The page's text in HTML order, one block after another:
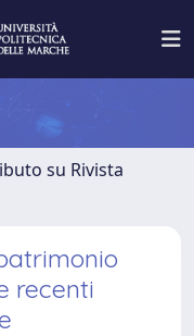
su Rivista
recenti